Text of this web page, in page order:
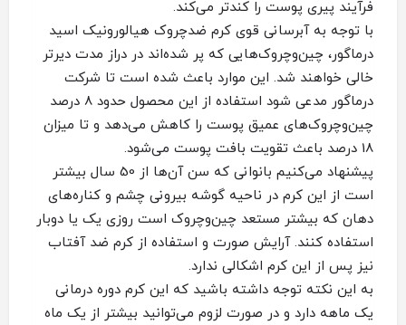
فرآیند پیری پوست را کندتر می‌‌کند.
با توجه به آبرسانی قوی کرم ضدچروک هیالورونیک اسید
درماگور، چین‌و‌چروک‌هایی که پر شده‌اند در دراز مدت دیرتر
خالی خواهند شد. این موارد باعث شده است تا شرکت
درماگور مدعی شود استفاده از این محصول حدود 8 درصد
چین‌و‌چروک‌های عمیق پوست را کاهش می‌دهد و تا میزان
18 درصد باعث تقویت بافت پوست می‌شود.
پیشنهاد می‌کنیم بانوانی که سن آن‌ها از 50 سال بیشتر
است از این کرم در ناحیه گوشه بیرونی چشم و کناره‌های
دهان که بیشتر مستعد چین‌و‌چروک است روزی یک یا دوبار
استفاده کنند. آرایش صورت و استفاده از کرم‌ ضد آفتاب
نیز پس از این کرم اشکالی ندارد.
به این نکته توجه داشته باشید که این کرم دوره درمانی
یک ماهه دارد و در صورت لزوم می‌توانید بیشتر از یک ماه